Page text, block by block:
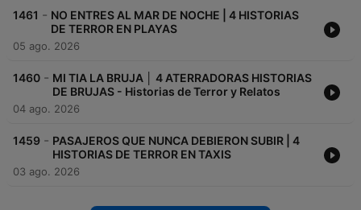
1461 - NO ENTRES AL MAR DE NOCHE | 4 HISTORIAS
DE TERROR EN PLAYAS
05 ago. 2026
1460 - MI TIA LA BRUJA │ 4 ATERRADORAS HISTORIAS
DE BRUJAS - Historias de Terror y Relatos
04 ago. 2026
1459 - PASAJEROS QUE NUNCA DEBIERON SUBIR | 4
HISTORIAS DE TERROR EN TAXIS
03 ago. 2026